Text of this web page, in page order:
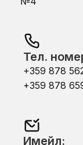
Тел.
+359 878
+359 878
Имейл: